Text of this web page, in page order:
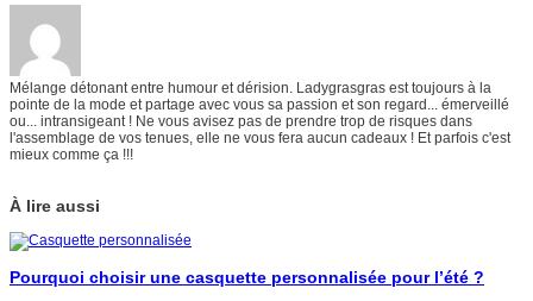
Mélange détonant entre humour et dérision. Ladygrasgras est toujours à la
pointe de la mode et partage avec vous sa passion et son regard... émerveillé
ou... intransigeant ! Ne vous avisez pas de prendre trop de risques dans
l'assemblage de vos tenues, elle ne vous fera aucun cadeaux ! Et parfois c'est
mieux comme ça !!!
À lire aussi
Pourquoi choisir une casquette personnalisée pour l’été ?